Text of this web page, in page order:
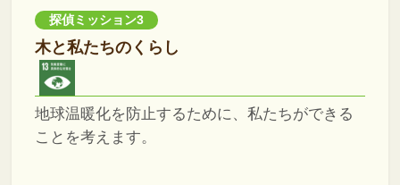
探偵ミッション3
木と私たちのくらし
地球温暖化を防止するために、私たちができる
ことを考えます。